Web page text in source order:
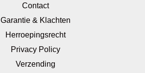
Contact
Garantie & Klachten
Herroepingsrecht
Privacy Policy
Verzending